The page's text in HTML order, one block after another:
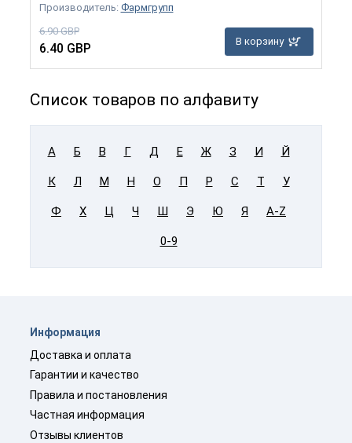
Производитель: Фармгрупп
6.90 GBP
6.40 GBP В корзину
Список товаров по алфавиту
А Б В Г Д Е Ж З И Й
К Л М Н О П Р С Т У
Ф Х Ц Ч Ш Э Ю Я A-Z
0-9
Информация
Доставка и оплата
Гарантии и качество
Правила и постановления
Частная информация
Отзывы клиентов